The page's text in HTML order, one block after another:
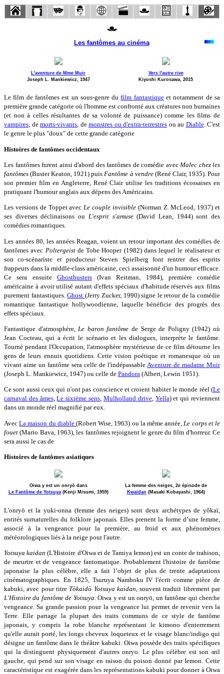
Les fantômes au cinéma
L'aventure de Mme Muir
Joseph L. Mankiewicz, 1947
Vers l'autre rive
Kiyoshi Kurosawa, 2015
Le film de fantômes est un sous-genre dufilm fantastiqueet notamment de sa
première grande catégorie où l'homme est confronté aux créatures non humaines
(et non à celles résultantes de sa volonté de puissance) comme les films de
vampires, de morts-vivants, de monstres ou d'extra-terrestres ou au Diable. C'est
le genre le plus "doux" de cette grande catégorie
Histoires de fantômes occidentaux
Les fantômes furent ainsi d'abord des fantômes de comédie avec Malec chez les
fantômes (Buster Keaton, 1921) puis Fantôme à vendre(René Clair, 1935). Pour
son premier film en Angleterre, René Clair utilise les traditions écossaises en
pratiquant l'humour anglais aux dépens des Américains.
Les versions de Topper avecLe couple invisible(Norman Z. McLeod, 1937) et
ses diverses déclinaisons ou L'esprit s'amuse(David Lean, 1944) sont des
comédies romantiques.
Les années 80, les années Reagan, voient un retour important des comédies de
fantômes avec Poltergeistde Tobe Hooper (1982) dans lequel le réalisateur et
son co-scénariste et producteur Steven Spielberg font rentrer des esprits
frappeurs dans la middle-class américaine, ceci assaisonné d'un humour efficace.
Ce sera ensuite Ghostbusters(Ivan Reitman, 1984), première comédie
américaine à avoir utilisé autant d'effets spéciaux d'habitude réservés aux films
purement fantastiques.Ghost (Jerry Zucker, 1990) signe le retour de la comédie
romantique fantastique hollywoodienne, laquelle bénéficie des progrès des
effets spéciaux.
Fantastique d'atmosphère, Le baron fantôme de Serge de Poligny (1942) où
Jean Cocteau, qui a écrit le scénario et les dialogues, interprète le fantôme.
Tourné pendant l'Occupation, l'atmosphère mystérieuse de ce film détourne les
gens de leurs ennuis quotidiens. Cette vision poétique et romanesque où un
vivant aime un fantôme sera celle de l'indépassable Aventure de madame Muir
(Joseph L. Mankiewicz, 1947) ou celle de Pandora (Albert, Lewin 1951).
Ce sont aussi ceux qui n'ont pas conscience et croient habiter le monde réel (Le
carnaval des âmes,Le sixième sens, Mulholland drive, Yella) et qui reviennent
dans un monde réel magnifié par eux.
AvecLa maison du diable(Robert Wise, 1963) ou la même année, Le corps et le
fouet (Mario Bava, 1963), les fantômes rejoignent le genre du film d'horreur. Ce
sera aussi le cas de
Histoires de fantômes asiatiques
Oiwa y est un onryō dans
Le Fantôme de Yotsuya(Kenji Misumi, 1959)
La femme des neiges, 2e épisode de
Kwaïdan (Masaki Kobayashi, 1964)
L'onryō et la yuki-onna (femme des neiges) sont deux archétypes de yôkaï,
entités surnaturelles du folklore japonais. Elles prenent la forme d’une femme,
associé à la vengeance pour la première, au froid et aux phénomènes
météorologiques liés à la neige pour l'autre.
Yotsuya kaidan (L'Histoire d'Oiwa et de Tamiya Iemon) est un conte de trahison,
de meurtre et de vengeance fantomatique. Probablement l'histoire de fantôme
japonaise la plus célèbre, elle a fait l’objet de plus de trente adaptations
cinématographiques. En 1825, Tsuruya Namboku IV l'écrit comme pièce de
kabuki, avec pour titre Tōkaidō Yotsuya kaidan , souvent traduit librement par
L'Histoire du fantôme de Yotsuya . Oiwa y est un onryō, un fantôme qui cherche
vengeance. Sa grande passion pour la vengeance lui permet de revenir vers la
Terre. Elle partage la plupart des traits communs de ce style de fantôme
japonais, y compris la robe blanche représentant le kimono d'enterrement
qu'elle aurait porté, les longs cheveux loqueteux et le visage blanc/indigo qui
désigne un fantôme dans le théâtre kabuki. Oiwa possède des traits spécifiques
qui la distinguent physiquement d'autres onryo. Le plus célèbre est son œil
gauche, qui pend sur son visage en raison du poison donné par Iemon. Cette
caractéristique est exagérée dans les représentations kabuki pour donner à Oiwa